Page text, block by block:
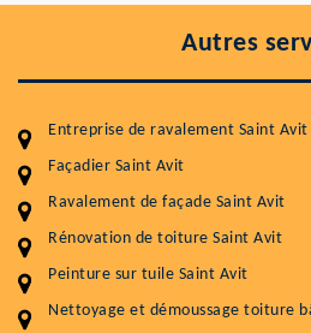
Autres
Entreprise de ravalement Saint Avit
Façadier Saint Avit
Ravalement de façade Saint Avit
Rénovation de toiture Saint Avit
Peinture sur tuile Saint Avit
Nettoyage et démoussage toiture
Entretenir votre toiture,
durabilité
Plus de 15 ans d'expérience en